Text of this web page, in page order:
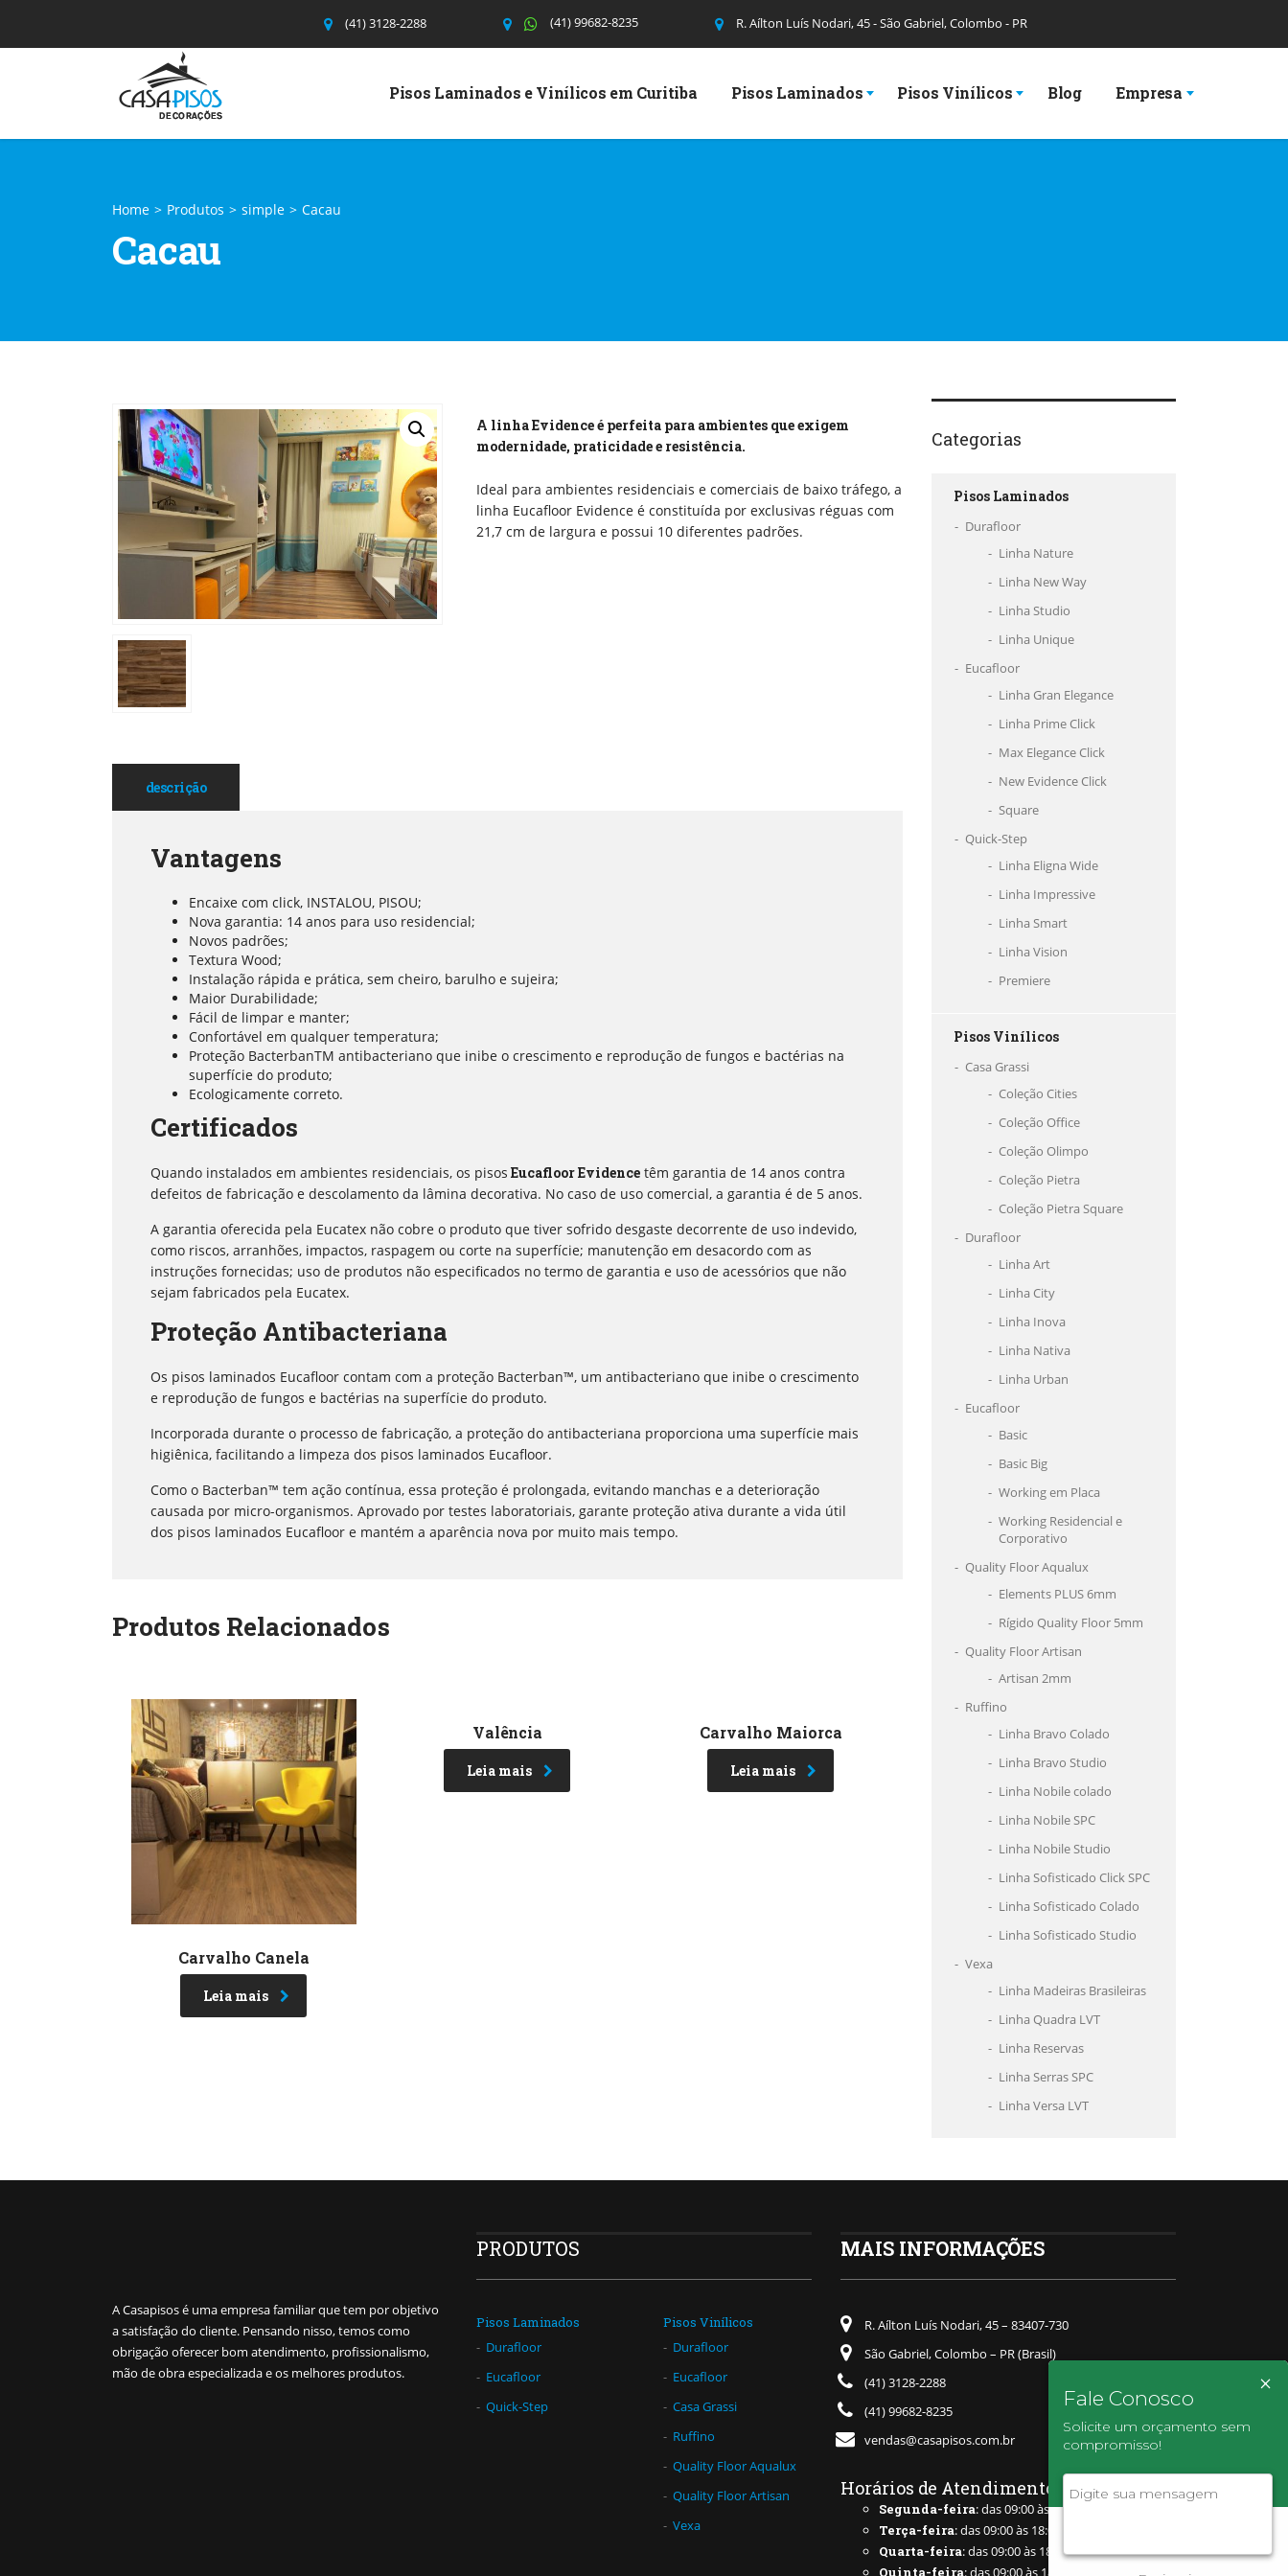
×
Fale Conosco
Solicite um orçamento sem
compromisso!
(41) 3128-2288 (41) 99682-8235 R. Aílton Luís Nodari, 45 - São Gabriel, Colombo - PR
Pisos Laminados e Vinílicos em Curitiba Pisos Laminados Pisos Vinílicos Blog Empresa
Home > Produtos > simple > Cacau
Cacau
A linha Evidence é perfeita para ambientes que exigem
modernidade, praticidade e resistência.
Ideal para ambientes residenciais e comerciais de baixo tráfego, a
linha Eucafloor Evidence é constituída por exclusivas réguas com
21,7 cm de largura e possui 10 diferentes padrões.
descrição
Vantagens
Encaixe com click, INSTALOU, PISOU;
Nova garantia: 14 anos para uso residencial;
Novos padrões;
Textura Wood;
Instalação rápida e prática, sem cheiro, barulho e sujeira;
Maior Durabilidade;
Fácil de limpar e manter;
Confortável em qualquer temperatura;
Proteção BacterbanTM antibacteriano que inibe o crescimento e reprodução de fungos e bactérias na
superfície do produto;
Ecologicamente correto.
Certificados
Quando instalados em ambientes residenciais, os pisos Eucafloor Evidence têm garantia de 14 anos contra
defeitos de fabricação e descolamento da lâmina decorativa. No caso de uso comercial, a garantia é de 5 anos.
A garantia oferecida pela Eucatex não cobre o produto que tiver sofrido desgaste decorrente de uso indevido,
como riscos, arranhões, impactos, raspagem ou corte na superfície; manutenção em desacordo com as
instruções fornecidas; uso de produtos não especificados no termo de garantia e uso de acessórios que não
sejam fabricados pela Eucatex.
Proteção Antibacteriana
Os pisos laminados Eucafloor contam com a proteção Bacterban™, um antibacteriano que inibe o crescimento
e reprodução de fungos e bactérias na superfície do produto.
Incorporada durante o processo de fabricação, a proteção do antibacteriana proporciona uma superfície mais
higiênica, facilitando a limpeza dos pisos laminados Eucafloor.
Como o Bacterban™ tem ação contínua, essa proteção é prolongada, evitando manchas e a deterioração
causada por micro-organismos. Aprovado por testes laboratoriais, garante proteção ativa durante a vida útil
dos pisos laminados Eucafloor e mantém a aparência nova por muito mais tempo.
Produtos Relacionados
Carvalho Canela
Leia mais
Valência
Leia mais
Carvalho Maiorca
Leia mais
Categorias
Pisos Laminados
Durafloor
Linha Nature
Linha New Way
Linha Studio
Linha Unique
Eucafloor
Linha Gran Elegance
Linha Prime Click
Max Elegance Click
New Evidence Click
Square
Quick-Step
Linha Eligna Wide
Linha Impressive
Linha Smart
Linha Vision
Premiere
Pisos Vinílicos
Casa Grassi
Coleção Cities
Coleção Office
Coleção Olimpo
Coleção Pietra
Coleção Pietra Square
Durafloor
Linha Art
Linha City
Linha Inova
Linha Nativa
Linha Urban
Eucafloor
Basic
Basic Big
Working em Placa
Working Residencial e
Corporativo
Quality Floor Aqualux
Elements PLUS 6mm
Rígido Quality Floor 5mm
Quality Floor Artisan
Artisan 2mm
Ruffino
Linha Bravo Colado
Linha Bravo Studio
Linha Nobile colado
Linha Nobile SPC
Linha Nobile Studio
Linha Sofisticado Click SPC
Linha Sofisticado Colado
Linha Sofisticado Studio
Vexa
Linha Madeiras Brasileiras
Linha Quadra LVT
Linha Reservas
Linha Serras SPC
Linha Versa LVT
A Casapisos é uma empresa familiar que tem por objetivo
a satisfação do cliente. Pensando nisso, temos como
obrigação oferecer bom atendimento, profissionalismo,
mão de obra especializada e os melhores produtos.
PRODUTOS
Pisos Laminados
Durafloor
Eucafloor
Quick-Step
Pisos Vinílicos
Durafloor
Eucafloor
Casa Grassi
Ruffino
Quality Floor Aqualux
Quality Floor Artisan
Vexa
MAIS INFORMAÇÕES
R. Aílton Luís Nodari, 45 – 83407-730
São Gabriel, Colombo – PR (Brasil)
(41) 3128-2288
(41) 99682-8235
vendas@casapisos.com.br
Horários de Atendimento
Segunda-feira: das 09:00 às 18:00
Terça-feira: das 09:00 às 18:00
Quarta-feira: das 09:00 às 18:00
Quinta-feira: das 09:00 às 18:00